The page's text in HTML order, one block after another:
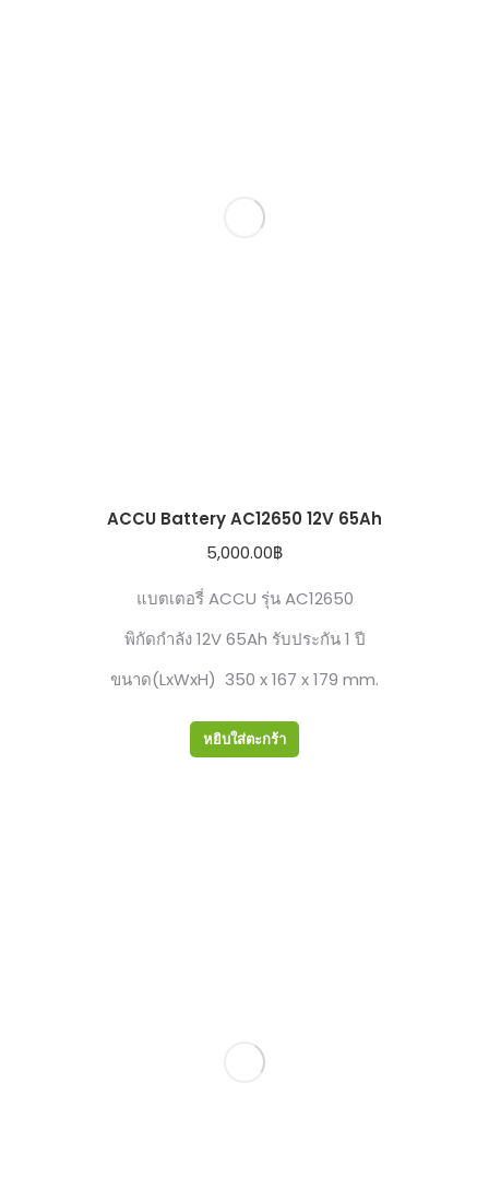
ACCU Battery AC12650 12V 65Ah
5,000.00฿
แบตเตอรี่ ACCU รุ่น AC12650
พิกัดกำลัง 12V 65Ah รับประกัน 1 ปี
ขนาด(LxWxH) 350 x 167 x 179 mm.
หยิบใส่ตะกร้า